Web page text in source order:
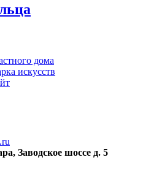
дома
искусств
Заводское шоссе д. 5